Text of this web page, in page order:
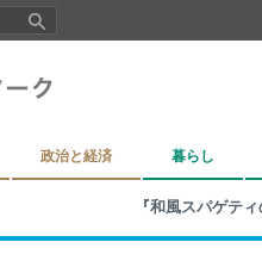
政治と経済 暮らし
『和風スパゲティ